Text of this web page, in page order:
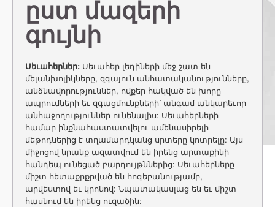
ըստ մազերի
գույնի
Սեւահերներ: Սեւահեր լեդիների մեջ շատ են
մելանխոլիկները, զգայուն անհատականությունները,
անձնավորություններ, ովքեր հակված են խորը
ապրումների եւ զգացմունքների՝ անգամ անկարեւոր
անհաջողություններ ունենալիս: Սեւահերների
համար ինքնահաստատվելու ամենասիրելի
մեթոդներից է տղամարդկանց սրտերը կոտրելը: Այս
միջոցով նրանք ազատվում են իրենց արտաքինի
հանդեպ ունեցած բարդույթններից: Սեւահերները
միշտ հետաքրքրված են հոգեբանությամբ,
արվեստով եւ կրոնով: Նպատակասլաց են եւ միշտ
հասնում են իրենց ուզածին: